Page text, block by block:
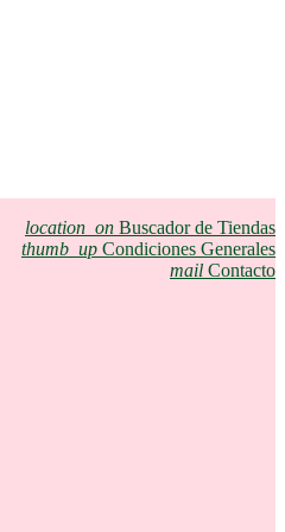
location_on Buscador de Tiendas
thumb_up Condiciones Generales
mail Contacto